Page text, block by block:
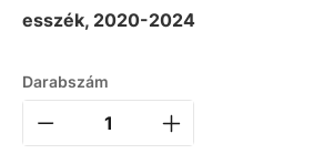
esszék, 2020-2024
Darabszám